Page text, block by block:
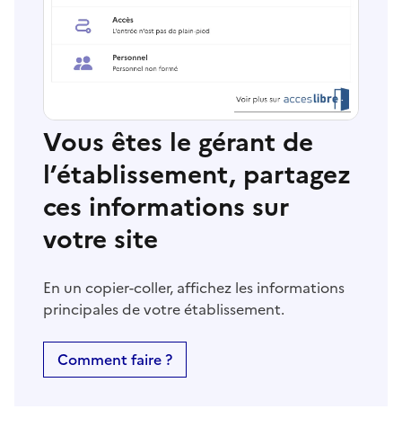
Vous êtes le gérant de
l’établissement, partagez
ces informations sur
votre site
En un copier-coller, affichez les informations
principales de votre établissement.
Comment faire ?